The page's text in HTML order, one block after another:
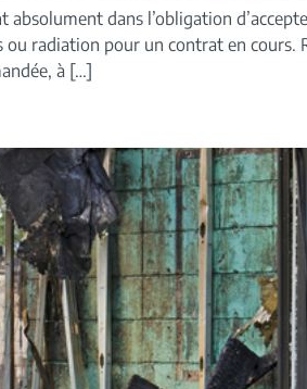
dans l’obligation
radiation pour un contrat en cours.
à […]